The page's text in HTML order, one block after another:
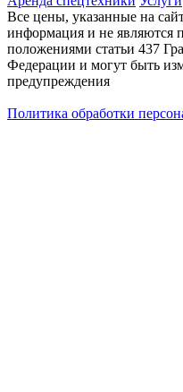
Все цены, указанные на
информация и не являются
положениями статьи 437
Федерации и могут быть
предупреждения
Политика обработки